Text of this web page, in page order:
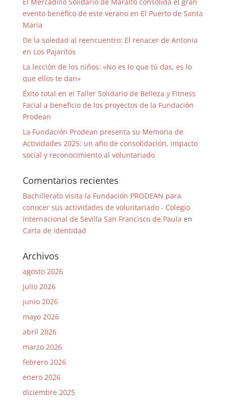
evento benéfico de este verano en El Puerto de Santa
María
De la soledad al reencuentro: El renacer de Antonia
en Los Pajaritos
La lección de los niños: «No es lo que tú das, es lo
que ellos te dan»
Éxito total en el Taller Solidario de Belleza y Fitness
Facial a beneficio de los proyectos de la Fundación
Prodean
La Fundación Prodean presenta su Memoria de
Actividades 2025: un año de consolidación, impacto
social y reconocimiento al voluntariado
Comentarios recientes
Bachillerato visita la Fundación PRODEAN para
conocer sus actividades de voluntariado - Colegio
Internacional de Sevilla San Francisco de Paula en
Carta de Identidad
Archivos
agosto 2026
julio 2026
junio 2026
mayo 2026
abril 2026
marzo 2026
febrero 2026
enero 2026
diciembre 2025